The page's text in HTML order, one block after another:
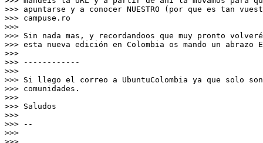
>>> apuntarse y a conocer NUESTRO (por que es tan
>>> campuse.ro
>>>
>>> Sin nada mas, y recordandoos que muy pronto
>>> esta nueva edición en Colombia os mando un abrazo
>>>
>>> ------------
>>>
>>> Si llego el correo a UbuntuColombia ya que solo
>>> comunidades.
>>>
>>> Saludos
>>>
>>> --
>>>